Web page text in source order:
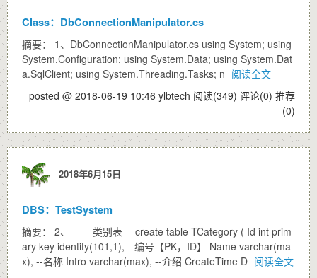
Class：DbConnectionManipulator.cs
摘要： 1、DbConnectionManipulator.cs using System; using
System.Configuration; using System.Data; using System.Dat
a.SqlClient; using System.Threading.Tasks; n 阅读全文
posted @ 2018-06-19 10:46 ylbtech 阅读(349) 评论(0) 推荐
(0)
2018年6月15日
DBS：TestSystem
摘要： 2、 -- -- 类别表 -- create table TCategory ( Id int prim
ary key identity(101,1), --编号【PK，ID】 Name varchar(ma
x), --名称 Intro varchar(max), --介绍 CreateTime D 阅读全文